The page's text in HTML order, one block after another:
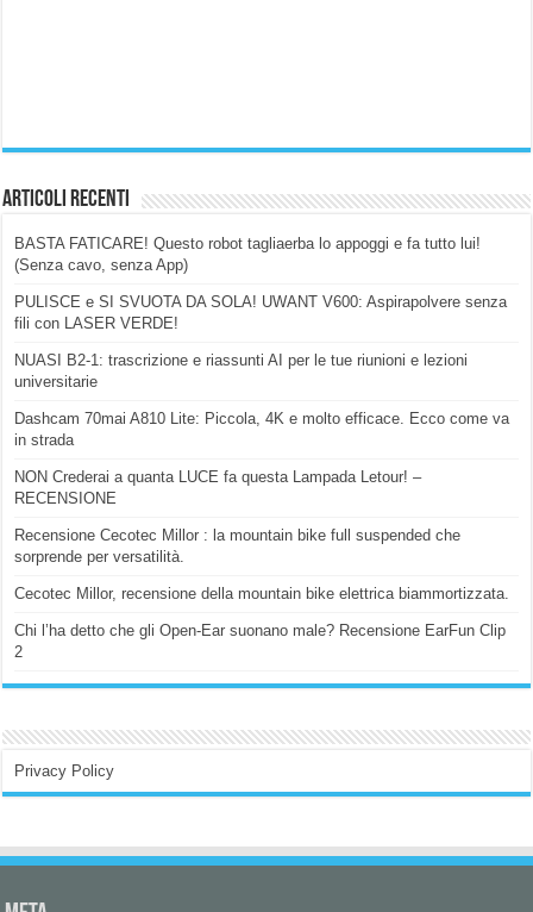
Articoli Recenti
BASTA FATICARE! Questo robot tagliaerba lo appoggi e fa tutto lui!
(Senza cavo, senza App)
PULISCE e SI SVUOTA DA SOLA! UWANT V600: Aspirapolvere senza
fili con LASER VERDE!
NUASI B2-1: trascrizione e riassunti AI per le tue riunioni e lezioni
universitarie
Dashcam 70mai A810 Lite: Piccola, 4K e molto efficace. Ecco come va
in strada
NON Crederai a quanta LUCE fa questa Lampada Letour! –
RECENSIONE
Recensione Cecotec Millor : la mountain bike full suspended che
sorprende per versatilità.
Cecotec Millor, recensione della mountain bike elettrica biammortizzata.
Chi l’ha detto che gli Open-Ear suonano male? Recensione EarFun Clip
2
Privacy Policy